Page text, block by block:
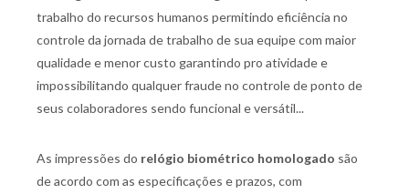
trabalho do recursos humanos permitindo eficiência no
controle da jornada de trabalho de sua equipe com maior
qualidade e menor custo garantindo pro atividade e
impossibilitando qualquer fraude no controle de ponto de
seus colaboradores sendo funcional e versátil...
As impressões do relógio biométrico homologado são
de acordo com as especificações e prazos, com